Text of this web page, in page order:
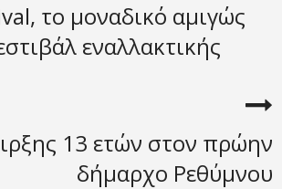
το μοναδικό αμιγώς
εναλλακτικής
13 ετών στον πρώην
δήμαρχο Ρεθύμνου